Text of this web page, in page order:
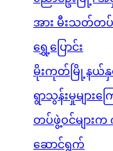
အား မီးသတ်တ
ရွှေ့ပြောင်း
မိုးကုတ်မြို့နယ်နှ
ရွာသွန်းမှုများက
တပ်ဖွဲ့ဝင်များ
ဆောင်ရွက်